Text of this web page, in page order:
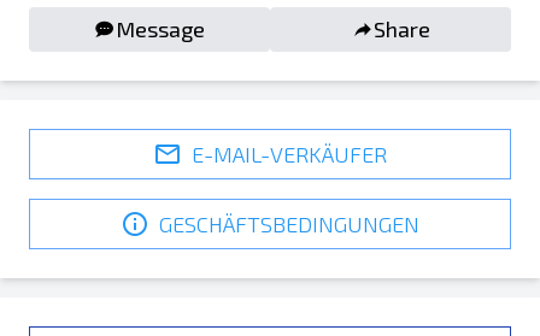
Message Share
E-MAIL-VERKÄUFER
GESCHÄFTSBEDINGUNGEN